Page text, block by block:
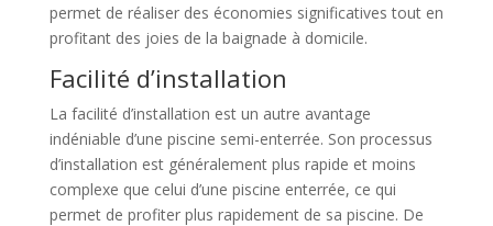
permet de réaliser des économies significatives tout en
profitant des joies de la baignade à domicile.
Facilité d’installation
La facilité d’installation est un autre avantage
indéniable d’une piscine semi-enterrée. Son processus
d’installation est généralement plus rapide et moins
complexe que celui d’une piscine enterrée, ce qui
permet de profiter plus rapidement de sa piscine. De